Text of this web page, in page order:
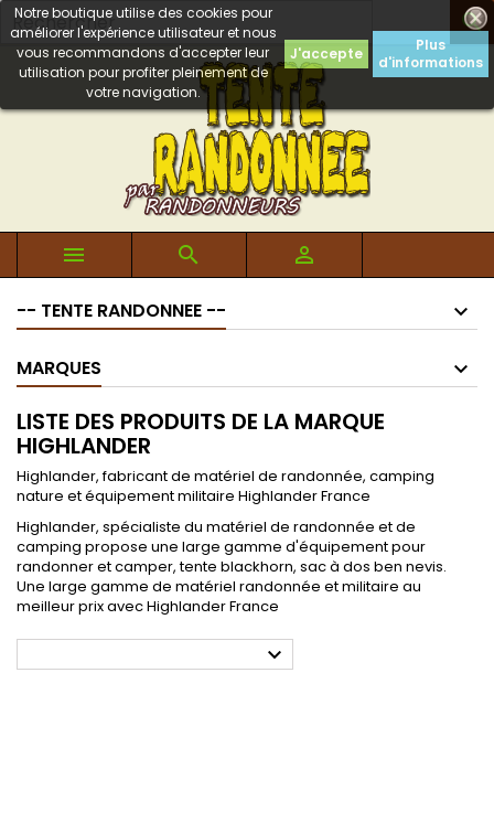

Notre boutique utilise des cookies pour
améliorer l'expérience utilisateur et nous
vous recommandons d'accepter leur
utilisation pour profiter pleinement de
votre navigation.
J'accepte
Plus
d'informations
  
-- TENTE RANDONNEE --
MARQUES
LISTE DES PRODUITS DE LA MARQUE
HIGHLANDER
Highlander, fabricant de matériel de randonnée, camping
nature et équipement militaire Highlander France
Highlander, spécialiste du matériel de randonnée et de
camping propose une large gamme d'équipement pour
randonner et camper, tente blackhorn, sac à dos ben nevis.
Une large gamme de matériel randonnée et militaire au
meilleur prix avec Highlander France
